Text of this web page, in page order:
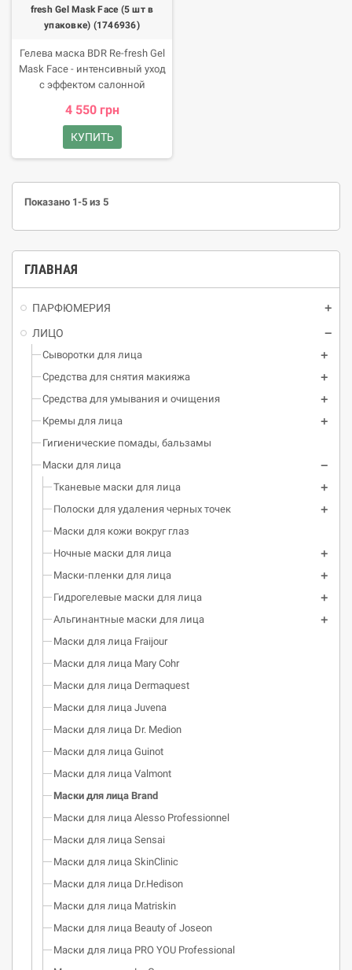
ГЛАВНАЯ
ПАРФЮМЕРИЯ
ЛИЦО
Сыворотки для лица
Средства для снятия макияжа
Средства для умывания и очищения
Кремы для лица
Гигиенические помады, бальзамы
Маски для лица
Тканевые маски для лица
Полоски для удаления черных точек
Маски для кожи вокруг глаз
Ночные маски для лица
Маски-пленки для лица
Гидрогелевые маски для лица
Альгинантные маски для лица
Маски для лица Fraijour
Маски для лица Mary Cohr
Маски для лица Dermaquest
Маски для лица Juvena
Маски для лица Dr. Medion
Маски для лица Guinot
Маски для лица Valmont
Маски для лица Brand
Маски для лица Alesso Professionnel
Маски для лица Sensai
Маски для лица SkinClinic
Маски для лица Dr.Hedison
Маски для лица Matriskin
Маски для лица Beauty of Joseon
Маски для лица PRO YOU Professional
fresh Gel Mask Face (5 шт в
упаковке) (1746936)
Гелева маска BDR Re-fresh Gel
Mask Face - интенсивный уход
с эффектом салонной
коже новый уровень ухода,
который она заслуживает
освежающее, успокаивающее
одной маске! Почувствуйте
эффект профессионального
4 550 грн
КУПИТЬ
Показано 1-5 из 5